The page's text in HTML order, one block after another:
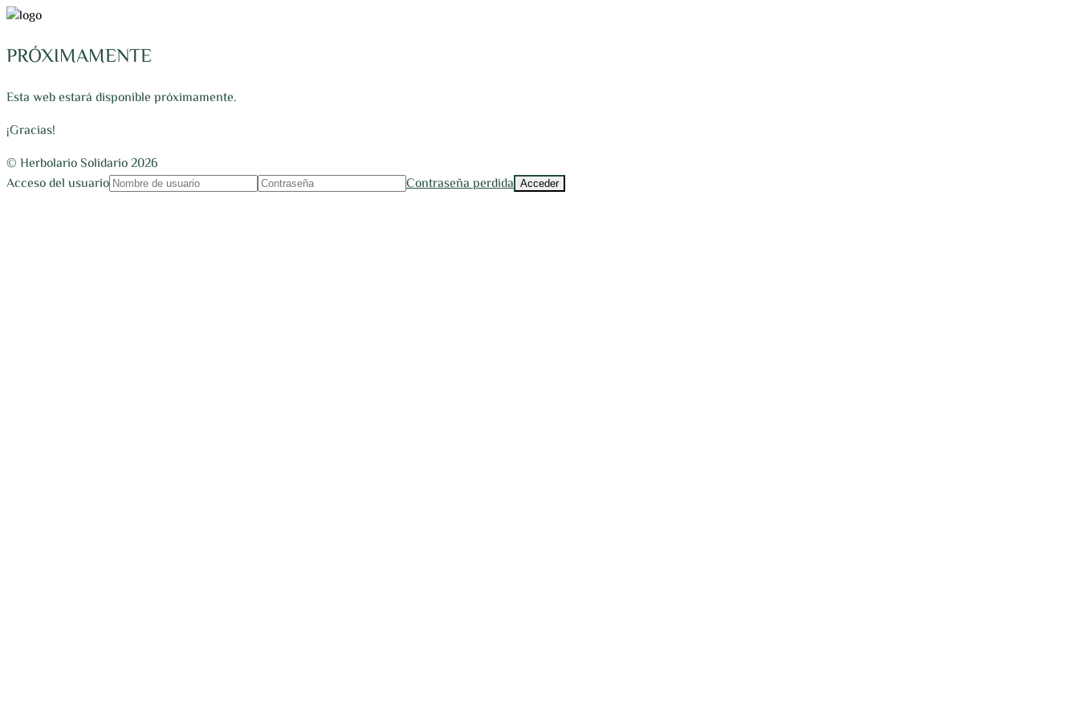
PRÓXIMAMENTE
Esta web estará disponible próximamente.
¡Gracias!
© Herbolario Solidario 2026
Acceso del usuario
Contraseña perdida